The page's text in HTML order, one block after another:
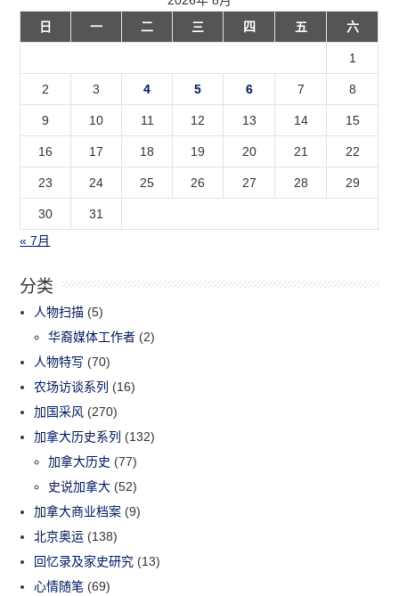
日
一 二 三 四 五 六
1
2 3 4 5 6 7 8
9 10 11 12 13 14 15
16 17 18 19 20 21 22
23 24 25 26 27 28 29
30
31
« 7月
分类
人物扫描 (5)
华裔媒体工作者 (2)
人物特写 (70)
农场访谈系列 (16)
加国采风 (270)
加拿大历史系列 (132)
加拿大历史 (77)
史说加拿大 (52)
加拿大商业档案 (9)
北京奥运 (138)
回忆录及家史研究 (13)
心情随笔 (69)